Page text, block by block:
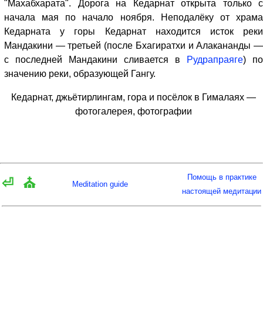
"Махабхарата". Дорога на Кедарнат открыта только с
начала мая по начало ноября. Неподалёку от храма
Кедарната у горы Кедарнат находится исток реки
Мандакини — третьей (после Бхагиратхи и Алакананды —
с последней Мандакини сливается в
Рудрапраяге) по
значению реки, образующей Гангу.
Кедарнат, джьётирлингам, гора и посёлок в Гималаях —
фотогалерея, фотографии
⏎ ⛪ Meditation guide
Помощь в практике
настоящей медитации